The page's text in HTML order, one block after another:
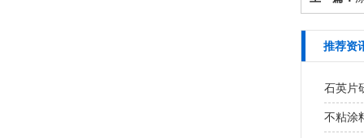
推荐资
石英片
不粘涂